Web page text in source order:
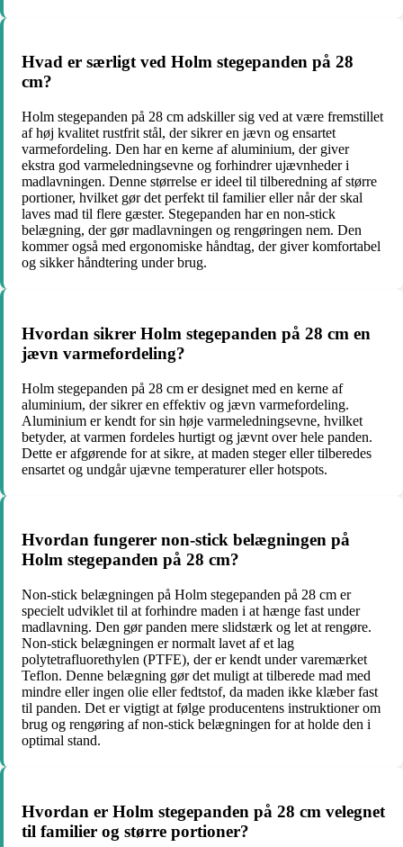
Hvad er særligt ved Holm stegepanden på 28
cm?
Holm stegepanden på 28 cm adskiller sig ved at være fremstillet
af høj kvalitet rustfrit stål, der sikrer en jævn og ensartet
varmefordeling. Den har en kerne af aluminium, der giver
ekstra god varmeledningsevne og forhindrer ujævnheder i
madlavningen. Denne størrelse er ideel til tilberedning af større
portioner, hvilket gør det perfekt til familier eller når der skal
laves mad til flere gæster. Stegepanden har en non-stick
belægning, der gør madlavningen og rengøringen nem. Den
kommer også med ergonomiske håndtag, der giver komfortabel
og sikker håndtering under brug.
Hvordan sikrer Holm stegepanden på 28 cm en
jævn varmefordeling?
Holm stegepanden på 28 cm er designet med en kerne af
aluminium, der sikrer en effektiv og jævn varmefordeling.
Aluminium er kendt for sin høje varmeledningsevne, hvilket
betyder, at varmen fordeles hurtigt og jævnt over hele panden.
Dette er afgørende for at sikre, at maden steger eller tilberedes
ensartet og undgår ujævne temperaturer eller hotspots.
Hvordan fungerer non-stick belægningen på
Holm stegepanden på 28 cm?
Non-stick belægningen på Holm stegepanden på 28 cm er
specielt udviklet til at forhindre maden i at hænge fast under
madlavning. Den gør panden mere slidstærk og let at rengøre.
Non-stick belægningen er normalt lavet af et lag
polytetrafluorethylen (PTFE), der er kendt under varemærket
Teflon. Denne belægning gør det muligt at tilberede mad med
mindre eller ingen olie eller fedtstof, da maden ikke klæber fast
til panden. Det er vigtigt at følge producentens instruktioner om
brug og rengøring af non-stick belægningen for at holde den i
optimal stand.
Hvordan er Holm stegepanden på 28 cm velegnet
til familier og større portioner?